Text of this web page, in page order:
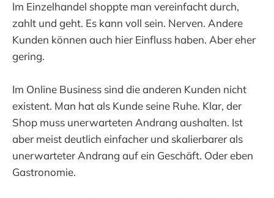
Im Einzelhandel shoppte man vereinfacht durch,
zahlt und geht. Es kann voll sein. Nerven. Andere
Kunden können auch hier Einfluss haben. Aber eher
gering.
Im Online Business sind die anderen Kunden nicht
existent. Man hat als Kunde seine Ruhe. Klar, der
Shop muss unerwarteten Andrang aushalten. Ist
aber meist deutlich einfacher und skalierbarer als
unerwarteter Andrang auf ein Geschäft. Oder eben
Gastronomie.